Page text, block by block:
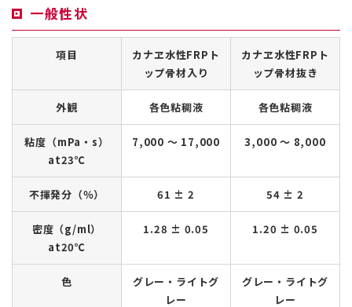
一般性状
項目
カナヱ水性FRPト
ップ骨材入り
カナヱ水性FRPト
ップ骨材抜き
外観 各色粘稠液 各色粘稠液
粘度（mPa・s）
at23℃
7,000 ～ 17,000 3,000 ～ 8,000
不揮発分（％） 61 ± 2 54 ± 2
密度（g/ml）
at20℃
1.28 ± 0.05 1.20 ± 0.05
色
グレー・ライトグ
レー
グレー・ライトグ
レー